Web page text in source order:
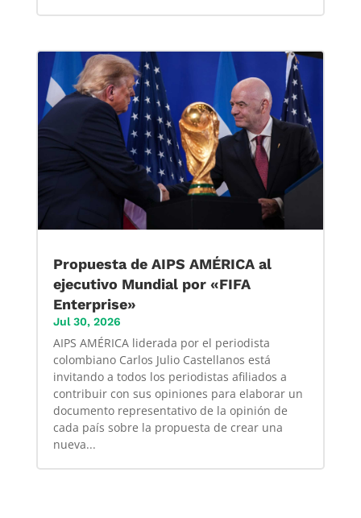
Propuesta de AIPS AMÉRICA al
ejecutivo Mundial por «FIFA
Enterprise»
Jul 30, 2026
AIPS AMÉRICA liderada por el periodista
colombiano Carlos Julio Castellanos está
invitando a todos los periodistas afiliados a
contribuir con sus opiniones para elaborar un
documento representativo de la opinión de
cada país sobre la propuesta de crear una
nueva...